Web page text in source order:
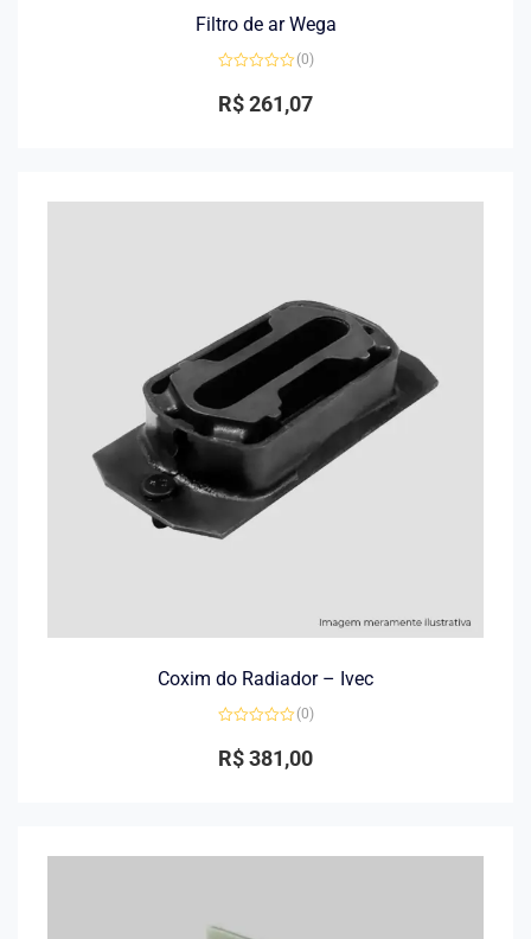
Filtro de ar Wega
0
de
(0)
R$261,07
Coxim do Radiador – Ivec
0
de
(0)
R$381,00